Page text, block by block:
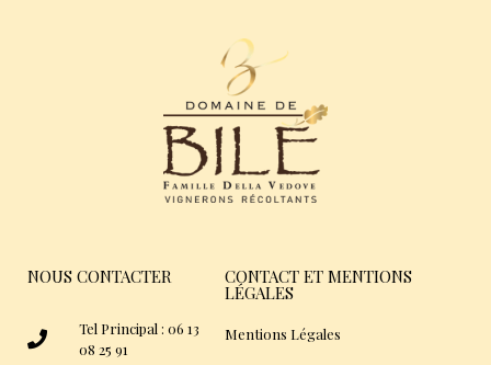
NOUS CONTACTER
Tel Principal : 06 13
08 25 91
CONTACT ET MENTIONS
LÉGALES
Mentions Légales